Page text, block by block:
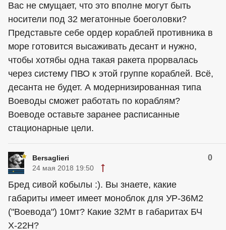
Вас не смущает, что это вполне могут быть
носители под 32 мегатонные боеголовки?
Представьте себе ордер кораблей противника в
море готовится высаживать десант и нужно,
чтобы хотябы одна такая ракета прорвалась
через систему ПВО к этой группе кораблей. Всё,
десанта не будет. А модернизированная типа
Воеводы сможет работать по кораблям?
Воеводе оставьте заранее расписанные
стационарные цели.
Bersaglieri 0
24 мая 2018 19:50
Бред сивой кобылы :). Вы знаете, какие
габариты имеет имеет моноблок для УР-36М2
("Воевода") 10мт? Какие 32Мт в габаритах БЧ
Х-22Н?